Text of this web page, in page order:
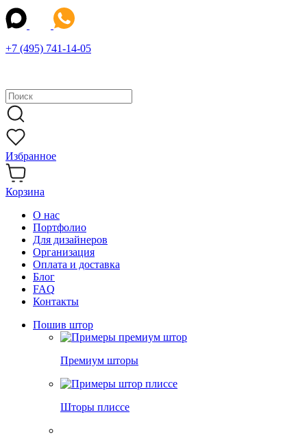
+7 (495) 741-14-05
Избранное
Корзина
О нас
Портфолио
Для дизайнеров
Организация
Оплата и доставка
Блог
FAQ
Контакты
Пошив штор
Премиум шторы
Шторы плиссе